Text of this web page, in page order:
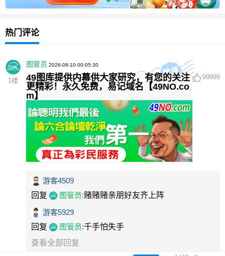
热门评论
1 楼
图管员 2026-08-10 00:05:30
49图库提供内幕供大家研究，有您的关注
更精彩！永久免费，易记域名【49NO.co
m】
99999
游客4509
回复
图管员:赌赌赌亲朋好友齐上阵
游客5929
回复
图管员:千手怕失手
查看全部回复